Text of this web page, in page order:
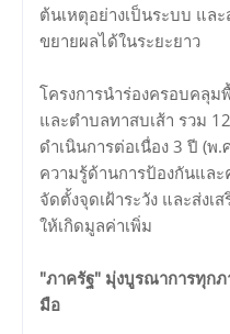
ต้นเหตุอย่างเป็นระบบ แล
ขยายผลได้ในระยะยาว
โครงการนำร่องครอบคลุ
และตำบลทาสบเส้า รวม
ดำเนินการต่อเนื่อง 3 ปี (พ
ความรู้ด้านการป้องกันแ
จัดตั้งจุดเฝ้าระวัง และส่ง
ให้เกิดมูลค่าเพิ่ม
"ภาครัฐ" มุ่งบูรณาการทุก
มือ